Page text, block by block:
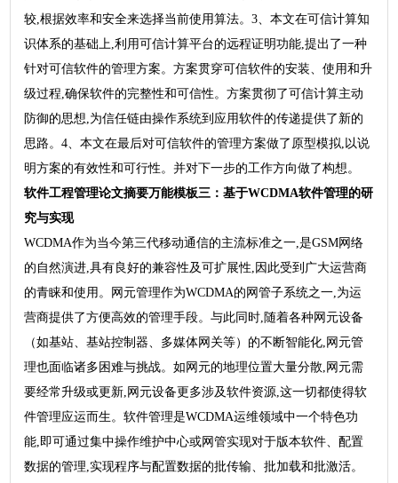
较,根据效率和安全来选择当前使用算法。3、本文在可信计算知
识体系的基础上,利用可信计算平台的远程证明功能,提出了一种
针对可信软件的管理方案。方案贯穿可信软件的安装、使用和升
级过程,确保软件的完整性和可信性。方案贯彻了可信计算主动
防御的思想,为信任链由操作系统到应用软件的传递提供了新的
思路。4、本文在最后对可信软件的管理方案做了原型模拟,以说
明方案的有效性和可行性。并对下一步的工作方向做了构想。
软件工程管理论文摘要万能模板三：基于WCDMA软件管理的研
究与实现
WCDMA作为当今第三代移动通信的主流标准之一,是GSM网络
的自然演进,具有良好的兼容性及可扩展性,因此受到广大运营商
的青睐和使用。网元管理作为WCDMA的网管子系统之一,为运
营商提供了方便高效的管理手段。与此同时,随着各种网元设备
（如基站、基站控制器、多媒体网关等）的不断智能化,网元管
理也面临诸多困难与挑战。如网元的地理位置大量分散,网元需
要经常升级或更新,网元设备更多涉及软件资源,这一切都使得软
件管理应运而生。软件管理是WCDMA运维领域中一个特色功
能,即可通过集中操作维护中心或网管实现对于版本软件、配置
数据的管理,实现程序与配置数据的批传输、批加载和批激活。